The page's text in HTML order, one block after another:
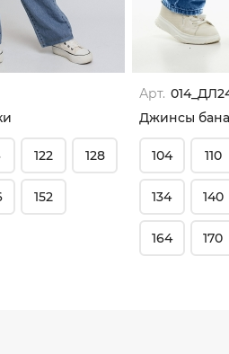
122 128
152
Арт.
Джинсы
104 110
134 140
164 170